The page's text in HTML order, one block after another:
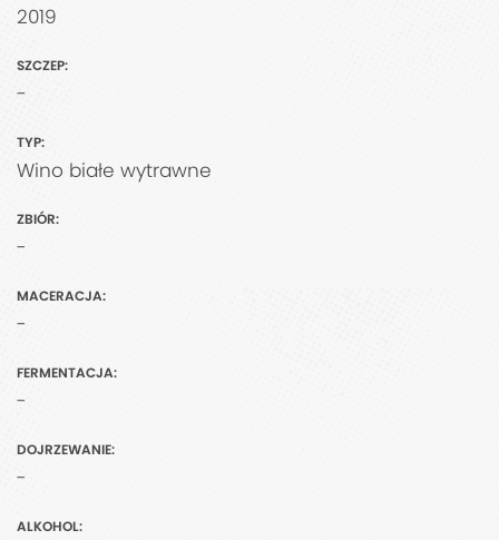
2019
SZCZEP:
-
TYP:
Wino białe wytrawne
ZBIÓR:
-
MACERACJA:
-
FERMENTACJA:
-
DOJRZEWANIE:
-
ALKOHOL: